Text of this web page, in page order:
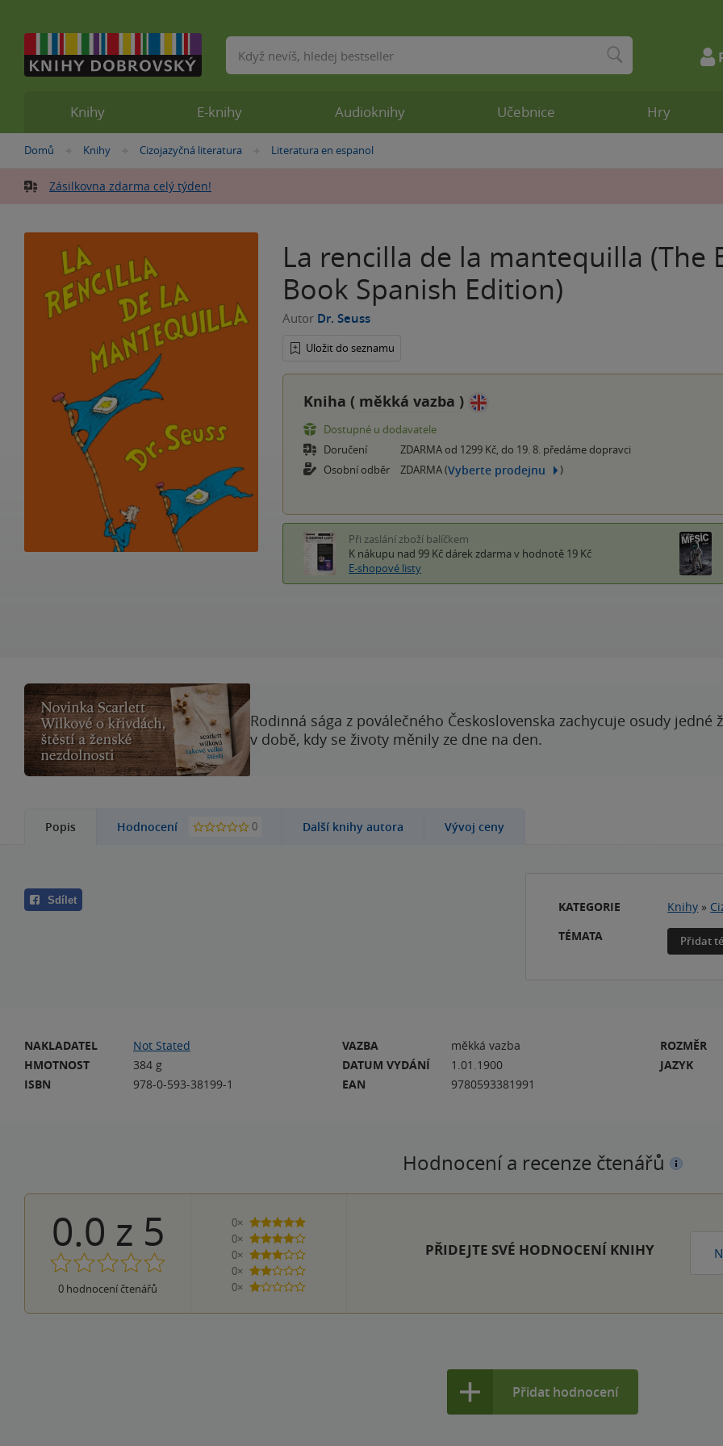
Nacházíte
zde:
Domů »
Knihy »
Cizojazyčná literatura »
Literatura en espanol
Zásilkovna zdarma celý týden!
La rencilla de la mantequilla (The
Book Spanish Edition)
Autor Dr. Seuss
Uložit do seznamu
Kniha ( měkká vazba )
Dostupné u dodavatele
Doručení
ZDARMA od 1299 Kč, do 19. 8. předáme dopravci
Osobní odběr
ZDARMA (Vyberte prodejnu )
Při zaslání zboží balíčkem
K nákupu nad 99 Kč dárek zdarma v hodnotě 19 Kč
E-shopové listy
Rodinná sága z poválečného Československa zachycuje osudy jedné
v době, kdy se životy měnily ze dne na den.
Popis Hodnocení 0 Další knihy autora Vývoj ceny
Sdílet KATEGORIE Knihy »
TÉMATA
Přidat
NAKLADATEL
Not Stated
HMOTNOST
384 g
ISBN
978-0-593-38199-1
VAZBA
měkká vazba
DATUM VYDÁNÍ
1.01.1900
EAN
9780593381991
ROZMĚR
JAZYK
Hodnocení a recenze čtenářů
0.0 z 5
0 hodnocení čtenářů
0×
5 hvězdiček
0×
4 hvězdičky
0×
3 hvězdičky
0×
2 hvězdičky
0×
1 hvezdička
PŘIDEJTE SVÉ HODNOCENÍ KNIHY
Přidat hodnocení
Knihy E-knihy Audioknihy Učebnice Hry
Vyhledávání